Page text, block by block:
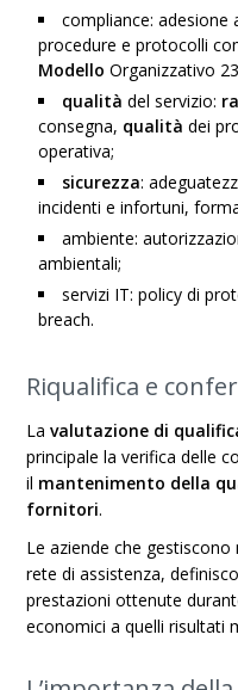
compliance: adesione
procedure e protocolli
Modello Organizzativo
qualità del servizio:
consegna, qualità dei
operativa;
sicurezza:
incidenti e infortuni,
ambiente:
ambientali;
servizi IT: policy di
breach.
Riqualifica e
Lavalutazione di
principale la verifica delle
il mantenimento della
fornitori.
Le aziende che
rete di assistenza,
prestazioni ottenute
economici a quelli risultati